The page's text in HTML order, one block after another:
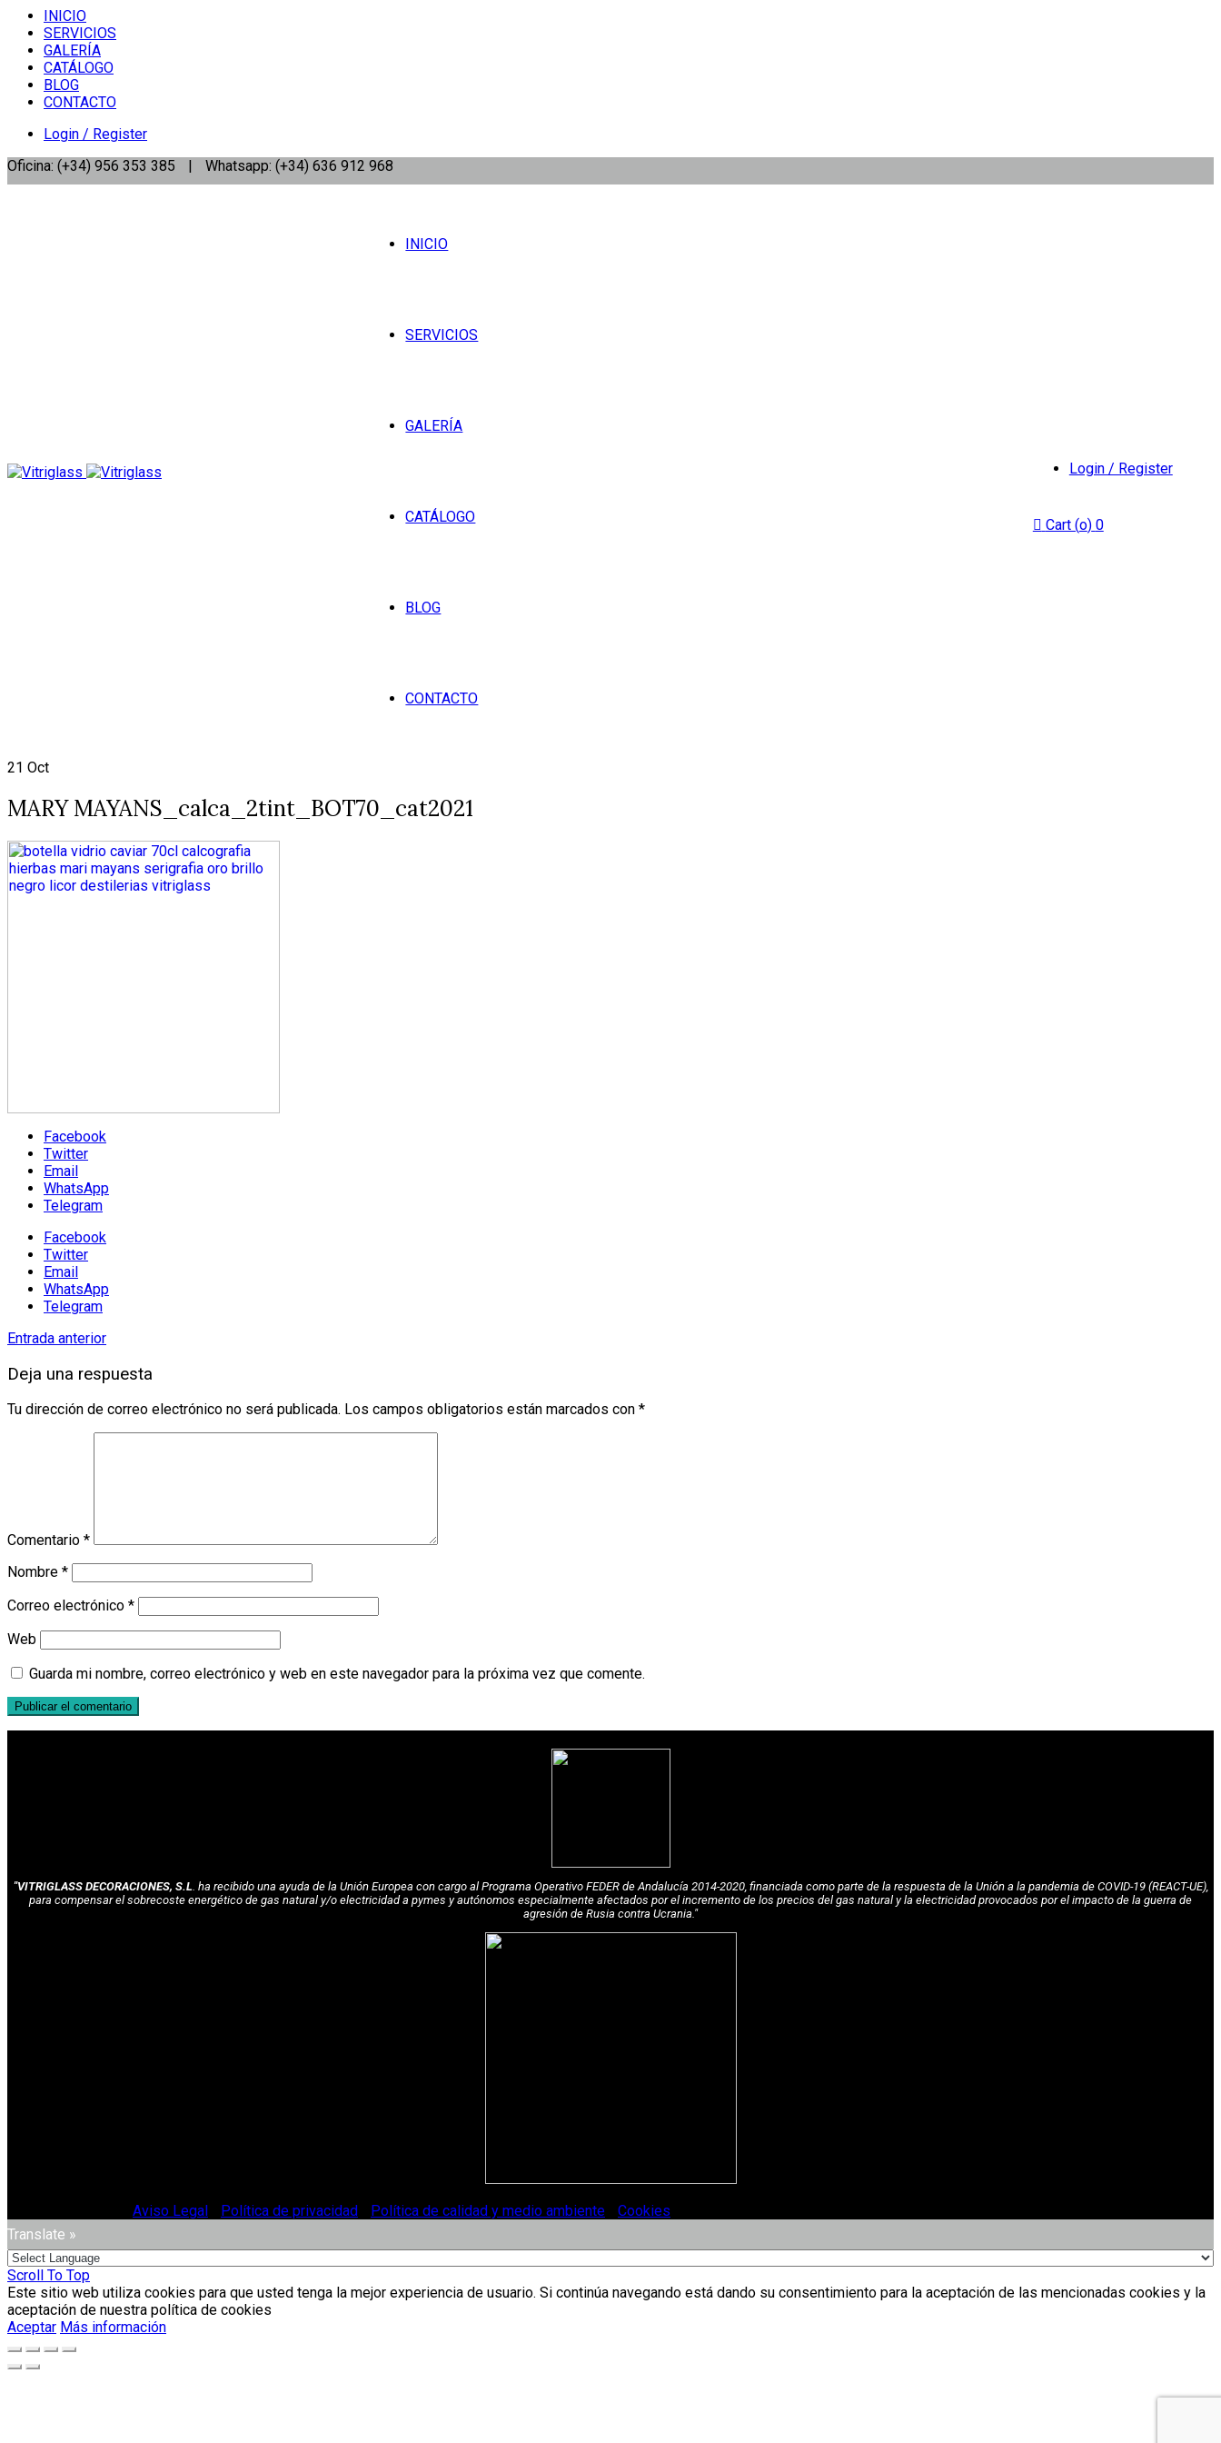
INICIO
SERVICIOS
GALERÍA
CATÁLOGO
BLOG
CONTACTO
Login / Register
Oficina: (+34) 956 353 385
| Whatsapp: (+34) 636 912 968
INICIO
SERVICIOS
GALERÍA
CATÁLOGO
BLOG
CONTACTO
Login / Register
Cart (o) 0
21 Oct
MARY MAYANS_calca_2tint_BOT70_cat2021
Facebook
Twitter
Email
WhatsApp
Telegram
Facebook
Twitter
Email
WhatsApp
Telegram
Entrada anterior
Deja una respuesta
Tu dirección de correo electrónico no será publicada. Los campos obligatorios están marcados con *
Comentario *
Nombre *
Correo electrónico *
Web
Guarda mi nombre, correo electrónico y web en este navegador para la próxima vez que comente.
"VITRIGLASS DECORACIONES, S.L. ha recibido una ayuda de la Unión Europea con cargo al Programa Operativo FEDER de Andalucía 2014-2020, financiada como parte de la respuesta de la Unión a la pandemia de COVID-19 (REACT-UE),
para compensar el sobrecoste energético de gas natural y/o electricidad a pymes y autónomos especialmente afectados por el incremento de los precios del gas natural y la electricidad provocados por el impacto de la guerra de
agresión de Rusia contra Ucrania."
Aviso Legal Política de privacidad Política de calidad y medio ambiente Cookies
Translate »
Scroll To Top
Este sitio web utiliza cookies para que usted tenga la mejor experiencia de usuario. Si continúa navegando está dando su consentimiento para la aceptación de las mencionadas cookies y la
aceptación de nuestra política de cookies
Aceptar Más información